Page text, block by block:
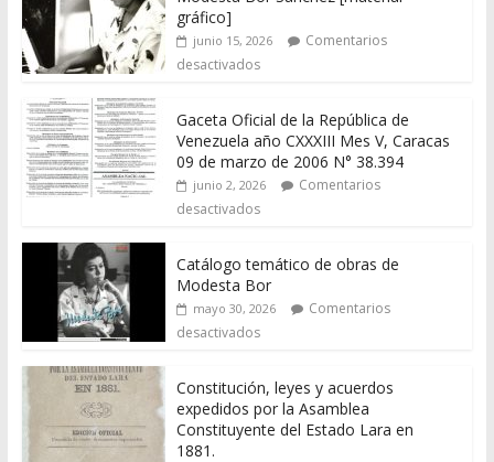
gráfico]
junio 15, 2026
Comentarios
desactivados
Gaceta Oficial de la República de
Venezuela año CXXXIII Mes V, Caracas
09 de marzo de 2006 N° 38.394
junio 2, 2026
Comentarios
desactivados
Catálogo temático de obras de
Modesta Bor
mayo 30, 2026
Comentarios
desactivados
Constitución, leyes y acuerdos
expedidos por la Asamblea
Constituyente del Estado Lara en
1881.